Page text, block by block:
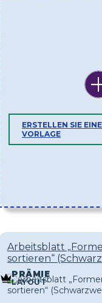
ERSTELLEN SIE
VORLAGE
Arbeitsblatt
sortieren“
PRÄMIE
LAYOUT